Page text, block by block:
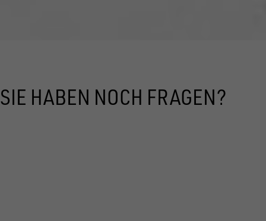
SIE HABEN NOCH FRAGEN?